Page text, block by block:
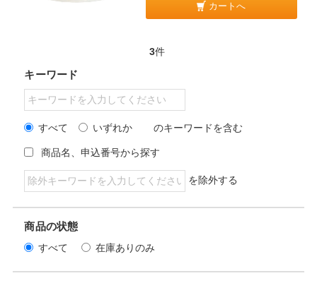
カートへ
3件
キーワード
すべて いずれか のキーワードを含む
商品名、申込番号から探す
を除外する
商品の状態
すべて 在庫ありのみ